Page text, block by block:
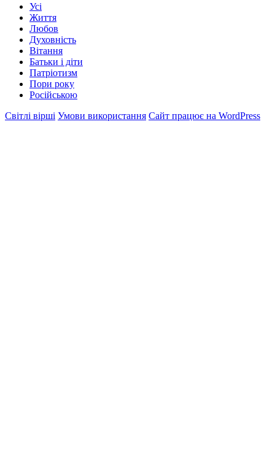
Усі
Життя
Любов
Духовність
Вітання
Батьки і діти
Патріотизм
Пори року
Російською
Світлі вірші Умови використання Сайт працює на WordPress